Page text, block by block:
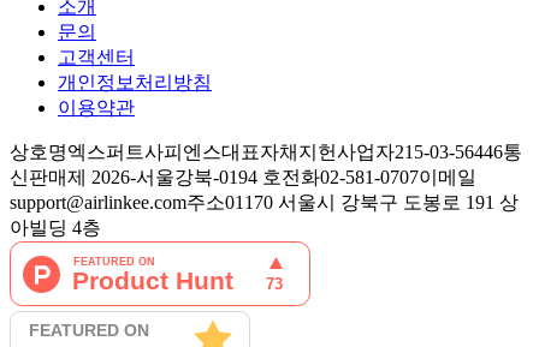
소개
문의
고객센터
개인정보처리방침
이용약관
상호명엑스퍼트사피엔스대표자채지헌사업자215-03-56446통
신판매제 2026-서울강북-0194 호전화02-581-0707이메일
support@airlinkee.com주소01170 서울시 강북구 도봉로 191 상
아빌딩 4층